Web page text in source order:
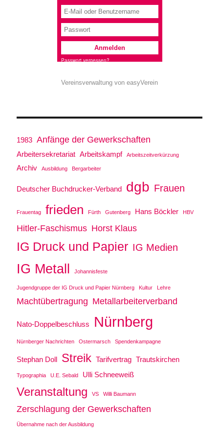
Vereinsverwaltung von easyVerein
1983 Anfänge der Gewerkschaften
Arbeitersekretariat Arbeitskampf Arbeitszeitverkürzung
Archiv Ausbildung Bergarbeiter
Deutscher Buchdrucker-Verband dgb Frauen
Frauentag frieden Fürth Gutenberg Hans Böckler HBV
Hitler-Faschismus Horst Klaus
IG Druck und Papier IG Medien
IG Metall Johannisfeste
Jugendgruppe der IG Druck und Papier Nürnberg Kultur Lehre
Machtübertragung Metallarbeiterverband
Nato-Doppelbeschluss Nürnberg
Nürnberger Nachrichten Ostermarsch Spendenkampagne
Stephan Doll Streik Tarifvertrag Trautskirchen
Typographia U.E. Sebald Ulli Schneeweiß
Veranstaltung VS Willi Baumann
Zerschlagung der Gewerkschaften
Übernahme nach der Ausbildung